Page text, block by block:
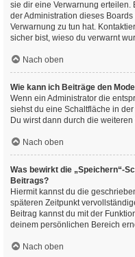
sie dir eine Verwarnung erteilen.
der Administration dieses
Verwarnung zu tun hat.
sicher bist, wieso du verwarnt
Nach oben
Wie kann ich Beiträge den
Wenn ein Administrator die
siehst du eine Schaltfläche in
Du wirst dann durch die
Nach oben
Was bewirkt die „Speichern“-
Beitrags?
Hiermit kannst du die
späteren Zeitpunkt
Beitrag kannst du mit der
deinem persönlichen Bereich
Nach oben